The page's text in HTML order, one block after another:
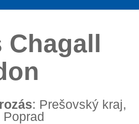
Chagall
: Prešovský kraj,